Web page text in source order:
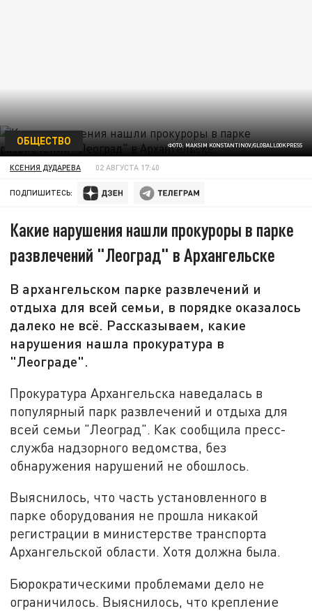
ФОТО: MAKSIM KONSTANTINOV/GLOBALLOOKPRESS
ОБЩЕСТВО
КСЕНИЯ ДУДАРЕВА 02 АВГУСТА 17:40
ПОДПИШИТЕСЬ:
Какие нарушения нашли прокуроры в парке
развлечений "Леоград" в Архангельске
В архангельском парке развлечений и
отдыха для всей семьи, в порядке оказалось
далеко не всё. Рассказываем, какие
нарушения нашла прокуратура в
"Леограде".
Прокуратура Архангельска наведалась в
популярный парк развлечений и отдыха для
всей семьи "Леоград". Как сообщила пресс-
служба надзорного ведомства, без
обнаружения нарушений не обошлось.
Выяснилось, что часть установленного в
парке оборудования не прошла никакой
регистрации в министерстве транспорта
Архангельской области. Хотя должна была.
Бюрократическими проблемами дело не
ограничилось. Выяснилось, что крепление